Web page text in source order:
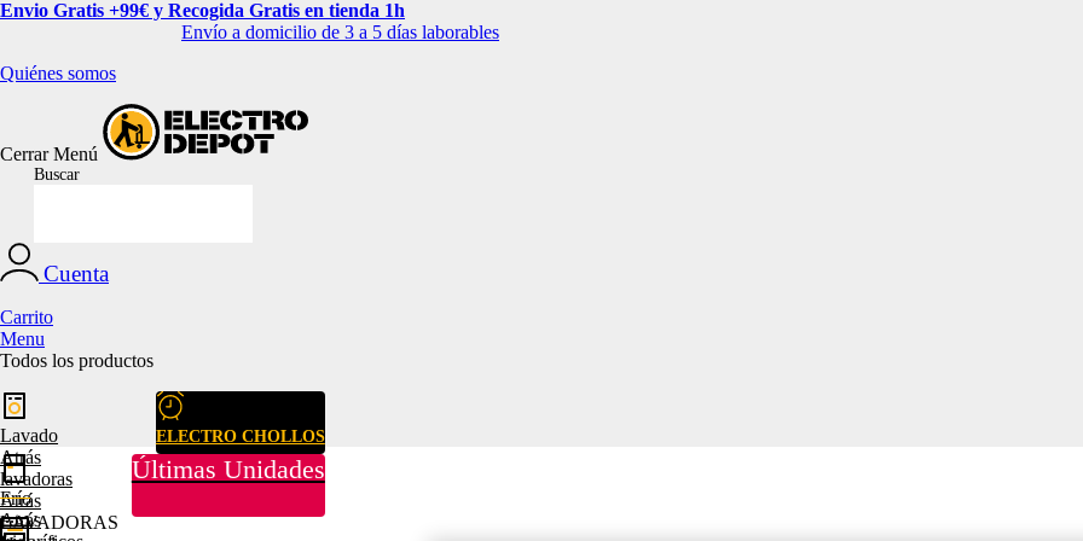
Envio Gratis +99€ y Recogida Gratis en tienda 1h
Envío a domicilio de 3 a 5 días laborables
Quiénes somos
CerrarMenú
Buscar
Cuenta
Carrito
Menu
Todos los productos
ELECTRO CHOLLOS
Últimas Unidades
Lavado
Atrás
lavadoras
Atrás
LAVADORAS
Frío
Atrás